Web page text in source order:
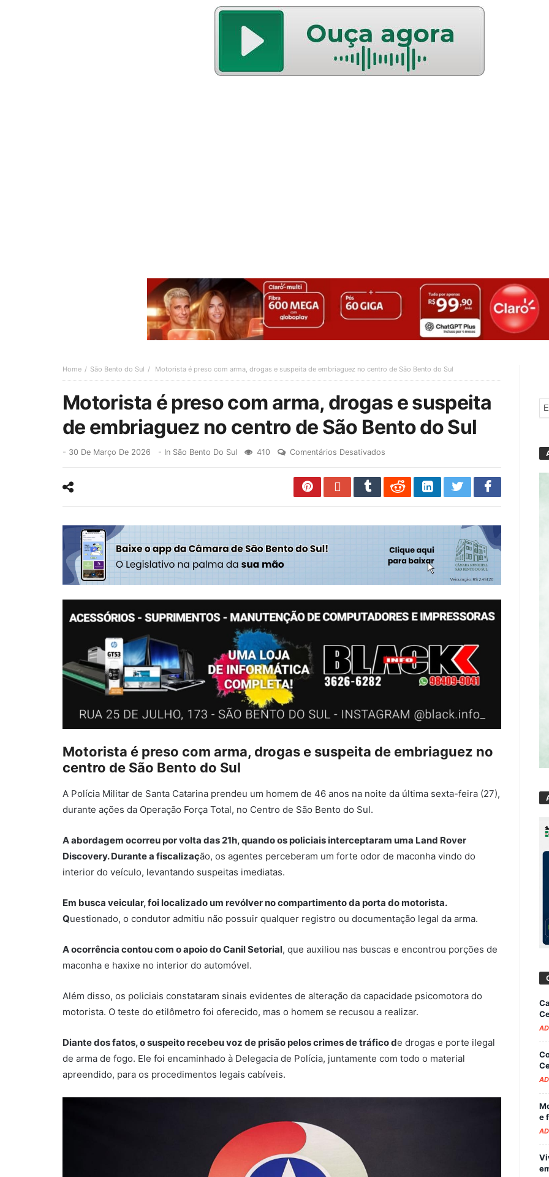
Home São Bento do Sul Motorista é preso com arma, drogas e suspeita de embriaguez no centro de São Bento do Sul
Motorista é preso com arma, drogas e suspeita
de embriaguez no centro de São Bento do Sul
- 30 De Março De 2026 - In São Bento Do Sul 410 Comentários Desativados
Motorista é preso com arma, drogas e suspeita de embriaguez no
centro de São Bento do Sul
A Polícia Militar de Santa Catarina prendeu um homem de 46 anos na noite da última sexta-feira (27),
durante ações da Operação Força Total, no Centro de São Bento do Sul.
A abordagem ocorreu por volta das 21h, quando os policiais interceptaram uma Land Rover
Discovery. Durante a fiscalização, os agentes perceberam um forte odor de maconha vindo do
interior do veículo, levantando suspeitas imediatas.
Em busca veicular, foi localizado um revólver no compartimento da porta do motorista.
Questionado, o condutor admitiu não possuir qualquer registro ou documentação legal da arma.
A ocorrência contou com o apoio do Canil Setorial, que auxiliou nas buscas e encontrou porções de
maconha e haxixe no interior do automóvel.
Além disso, os policiais constataram sinais evidentes de alteração da capacidade psicomotora do
motorista. O teste do etilômetro foi oferecido, mas o homem se recusou a realizar.
Diante dos fatos, o suspeito recebeu voz de prisão pelos crimes de tráfico de drogas e porte ilegal
de arma de fogo. Ele foi encaminhado à Delegacia de Polícia, juntamente com todo o material
apreendido, para os procedimentos legais cabíveis.
e